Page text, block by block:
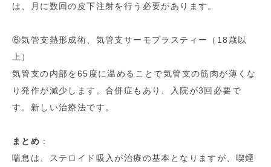
は、月に数回の皮下注射を行う必要があります。
⑥気管支熱形成術、気管支サーモプラスティー（18歳以
上）
気管支の内部を65度に温めることで気管支の筋肉が薄くな
り発作が減少します。合併症もあり、入院が3回必要で
す。新しい治療法です。
まとめ ：
喘息は、ステロイド吸入が治療の基本となりますが、喫煙